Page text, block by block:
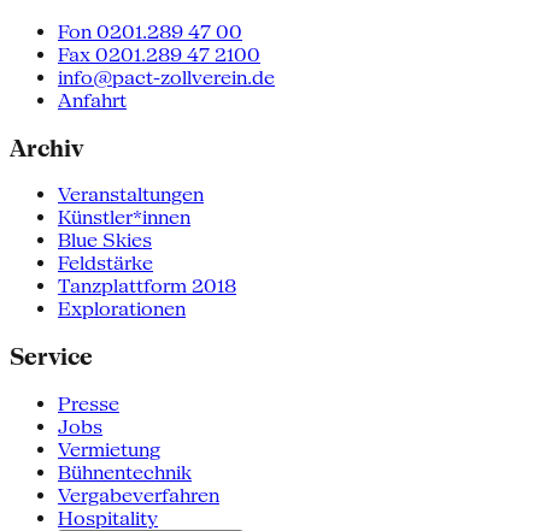
Fon 0201.289 47 00
Fax 0201.289 47 2100
info@pact-zollverein.de
Anfahrt
Archiv
Veranstaltungen
Künstler*innen
Blue Skies
Feldstärke
Tanzplattform 2018
Explorationen
Service
Presse
Jobs
Vermietung
Bühnentechnik
Vergabeverfahren
Hospitality